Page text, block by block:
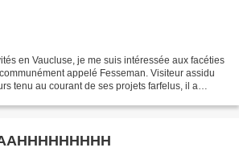
en Vaucluse, je me suis intéressée aux facéties
appelé Fesseman. Visiteur assidu
tenu au courant de ses projets farfelus, il a